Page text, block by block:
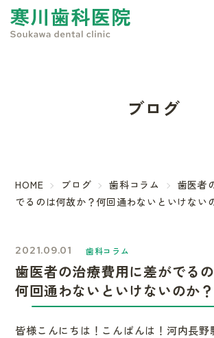
ブログ
HOME ブログ 歯科コラム
歯医者
でるのは何故か？何回通わないといけない
2021.09.01 歯科コラム
歯医者の治療費用に差がでる
何回通わないといけないのか？
皆様こんにちは！こんばんは！河内長野